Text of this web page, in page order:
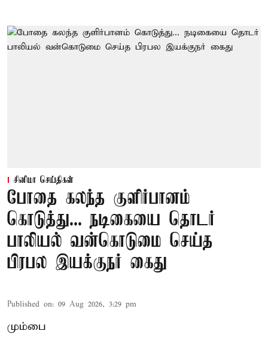
சினிமா செய்திகள்
போதை கலந்த குளிர்பானம்
கொடுத்து... நடிகையை தொடர்
பாலியல் வன்கொடுமை செய்த
பிரபல இயக்குநர் கைது
Published on: 09 Aug 2026, 3:29 pm
மும்பை